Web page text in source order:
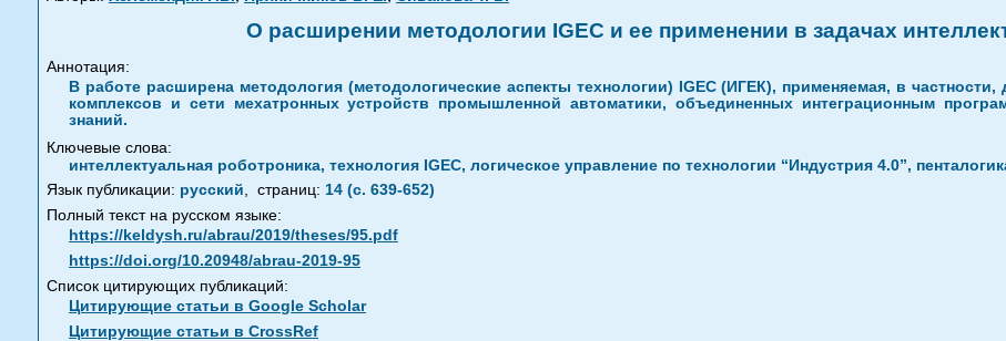
О расширении методологии IGEC и ее применении в задачах
Аннотация:
В работе расширена методология (методологические аспекты технологии) IGEC (ИГЕК), применяемая, в
комплексов и сети мехатронных устройств промышленной автоматики, объединенных интеграционным
знаний.
Ключевые слова:
интеллектуальная роботроника, технология IGEC, логическое управление по технологии “Индустрия 4.0”,
Язык публикации: русский, страниц: 14 (с. 639-652)
Полный текст на русском языке:
https://keldysh.ru/abrau/2019/theses/95.pdf
https://doi.org/10.20948/abrau-2019-95
Список цитирующих публикаций:
Цитирующие статьи в Google Scholar
Цитирующие статьи в CrossRef